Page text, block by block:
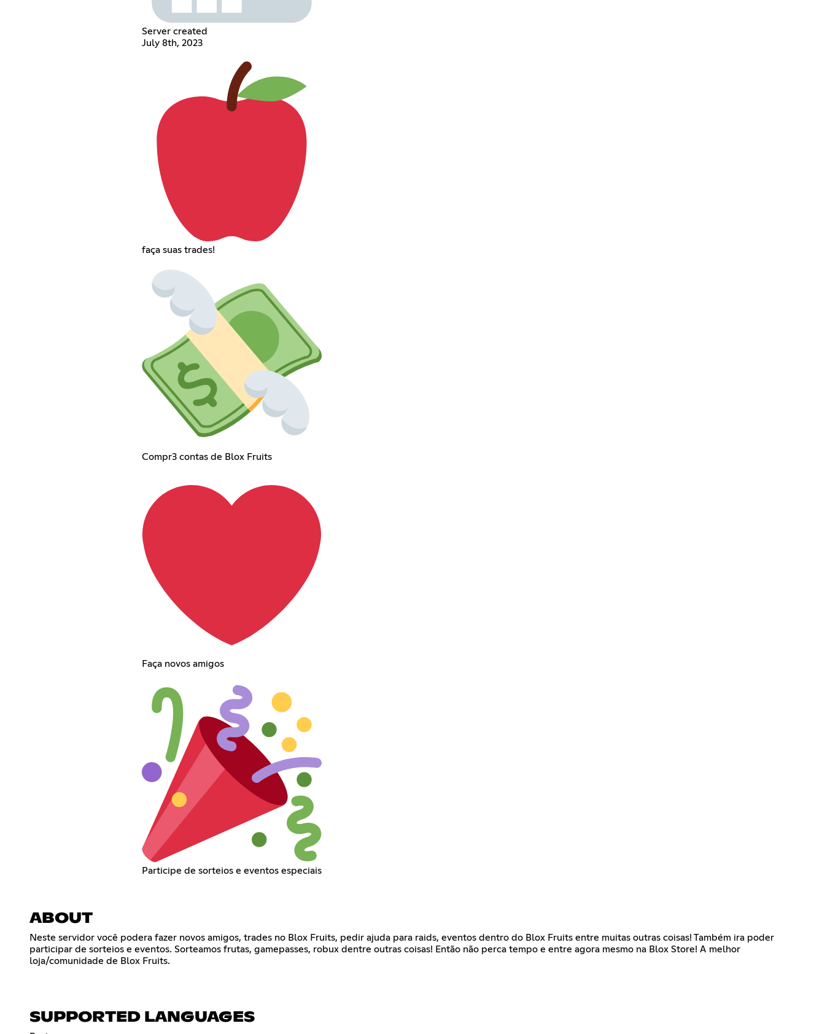
Server created
July 8th, 2023
faça suas trades!
Compr3 contas de Blox Fruits
Faça novos amigos
Participe de sorteios e eventos especiais
ABOUT
Neste servidor você podera fazer novos amigos, trades no Blox Fruits, pedir ajuda para raids, eventos dentro do Blox Fruits entre muitas outras coisas! Também ira poder
participar de sorteios e eventos. Sorteamos frutas, gamepasses, robux dentre outras coisas! Então não perca tempo e entre agora mesmo na Blox Store! A melhor
loja/comunidade de Blox Fruits.
SUPPORTED LANGUAGES